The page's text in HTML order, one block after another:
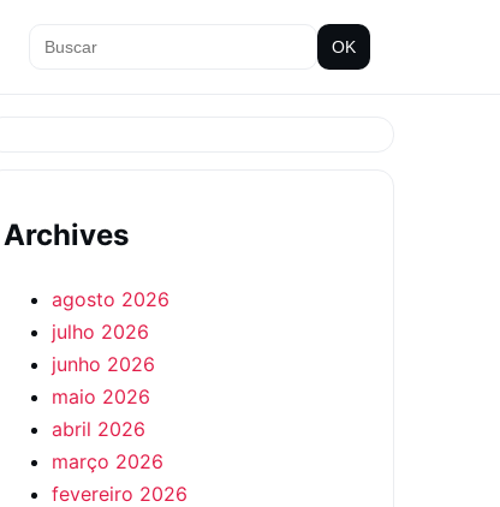
OK
Archives
agosto 2026
julho 2026
junho 2026
maio 2026
abril 2026
março 2026
fevereiro 2026